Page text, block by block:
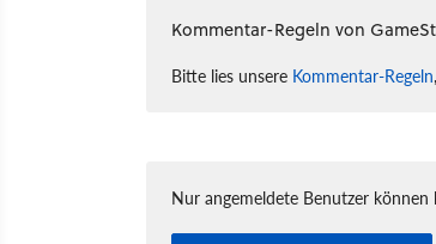
Kommentar-Regeln von
Bitte lies unsere Kommentar-Regeln
Nur angemeldete Benutzer